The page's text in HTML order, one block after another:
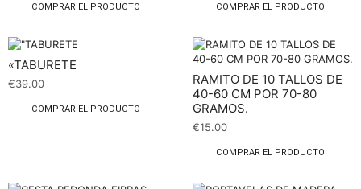
COMPRAR EL PRODUCTO COMPRAR EL PRODUCTO
«TABURETE
€39.00
COMPRAR EL PRODUCTO
RAMITO DE 10 TALLOS DE
40-60 CM POR 70-80
GRAMOS.
€15.00
COMPRAR EL PRODUCTO